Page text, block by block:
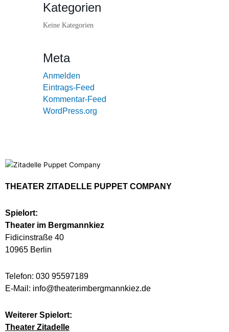
Kategorien
Keine Kategorien
Meta
Anmelden
Eintrags-Feed
Kommentar-Feed
WordPress.org
THEATER ZITADELLE PUPPET COMPANY
Spielort:
Theater im Bergmannkiez
Fidicinstraße 40
10965 Berlin
Telefon: 030 95597189
E-Mail: info@theaterimbergmannkiez.de
Weiterer Spielort:
Theater Zitadelle